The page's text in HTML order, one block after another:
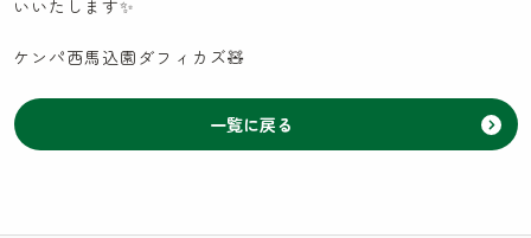
いいたします✨
ケンパ西馬込園ダフィカズ🧸
一覧に戻る